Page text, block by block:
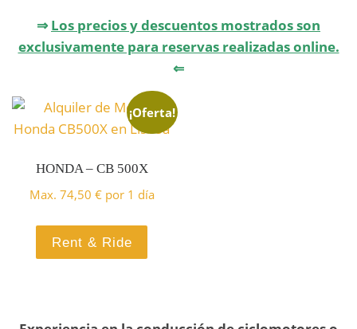
CB500X ABS y descubre
Portugal
⇒Los precios y descuentos mostrados son
exclusivamente para reservas realizadas online.
⇐
¡Oferta!
HONDA – CB 500X
Max. 74,50 €por 1 día
Rent & Ride